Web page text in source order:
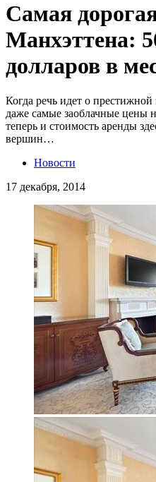
Cамая
Манхэттена:
долларов в
Когда речь идет о
даже самые заоблачные цены
теперь и стоимость аренды
вершин…
Новости
17 декабря, 2014